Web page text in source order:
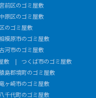
宮前区のゴミ屋敷
中原区のゴミ屋敷
のゴミ屋敷
模原市のゴミ屋敷
河市のゴミ屋敷
敷
つくば市のゴミ屋敷
猿島郡境町のゴミ屋敷
竜ヶ崎市のゴミ屋敷
八千代町のゴミ屋敷